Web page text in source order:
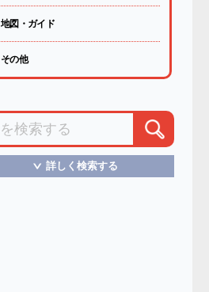
地図・ガイド
その他
＞詳しく検索する